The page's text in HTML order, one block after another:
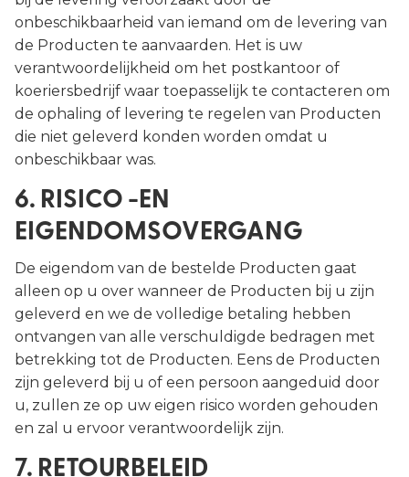
onbeschikbaarheid van iemand om de levering van
de Producten te aanvaarden. Het is uw
verantwoordelijkheid om het postkantoor of
koeriersbedrijf waar toepasselijk te contacteren om
de ophaling of levering te regelen van Producten
die niet geleverd konden worden omdat u
onbeschikbaar was.
6. RISICO -EN
EIGENDOMSOVERGANG
De eigendom van de bestelde Producten gaat
alleen op u over wanneer de Producten bij u zijn
geleverd en we de volledige betaling hebben
ontvangen van alle verschuldigde bedragen met
betrekking tot de Producten. Eens de Producten
zijn geleverd bij u of een persoon aangeduid door
u, zullen ze op uw eigen risico worden gehouden
en zal u ervoor verantwoordelijk zijn.
7. RETOURBELEID